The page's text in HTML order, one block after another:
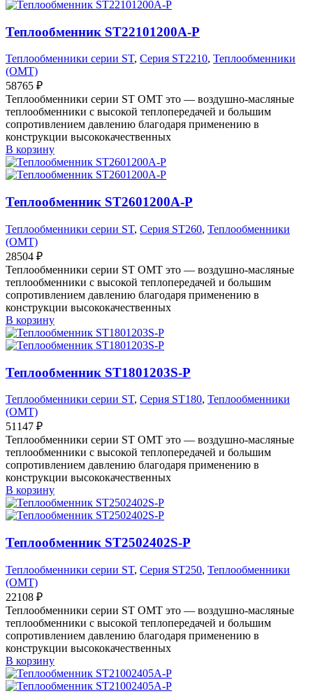
Теплообменник ST22101200A-P
Теплообменники серии ST, Серия ST2210, Теплообменники
(OMT)
58765 ₽
Теплообменники серии ST OMT это — воздушно-масляные
теплообменники с высокой теплопередачей и большим
сопротивлением давлению благодаря применению в
конструкции высококачественных
В корзину
Теплообменник ST2601200A-P
Теплообменники серии ST, Серия ST260, Теплообменники
(OMT)
28504 ₽
Теплообменники серии ST OMT это — воздушно-масляные
теплообменники с высокой теплопередачей и большим
сопротивлением давлению благодаря применению в
конструкции высококачественных
В корзину
Теплообменник ST1801203S-P
Теплообменники серии ST, Серия ST180, Теплообменники
(OMT)
51147 ₽
Теплообменники серии ST OMT это — воздушно-масляные
теплообменники с высокой теплопередачей и большим
сопротивлением давлению благодаря применению в
конструкции высококачественных
В корзину
Теплообменник ST2502402S-P
Теплообменники серии ST, Серия ST250, Теплообменники
(OMT)
22108 ₽
Теплообменники серии ST OMT это — воздушно-масляные
теплообменники с высокой теплопередачей и большим
сопротивлением давлению благодаря применению в
конструкции высококачественных
В корзину